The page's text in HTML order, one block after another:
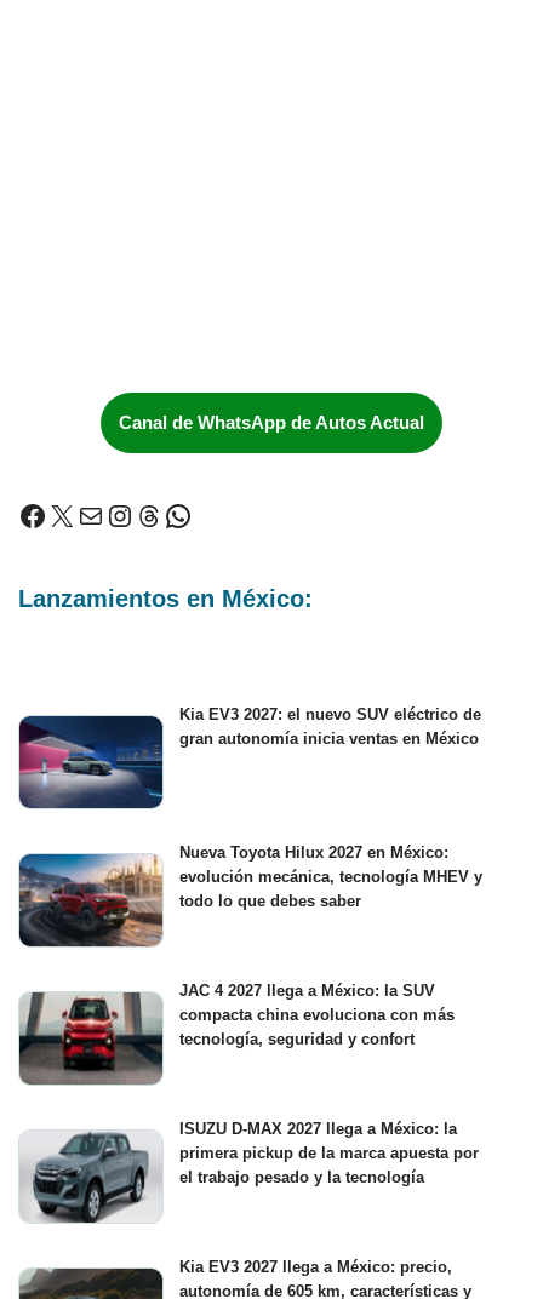
Canal de WhatsApp de Autos Actual
Lanzamientos en México:
Kia EV3 2027: el nuevo SUV eléctrico de
gran autonomía inicia ventas en México
Nueva Toyota Hilux 2027 en México:
evolución mecánica, tecnología MHEV y
todo lo que debes saber
JAC 4 2027 llega a México: la SUV
compacta china evoluciona con más
tecnología, seguridad y confort
ISUZU D-MAX 2027 llega a México: la
primera pickup de la marca apuesta por
el trabajo pesado y la tecnología
Kia EV3 2027 llega a México: precio,
autonomía de 605 km, características y